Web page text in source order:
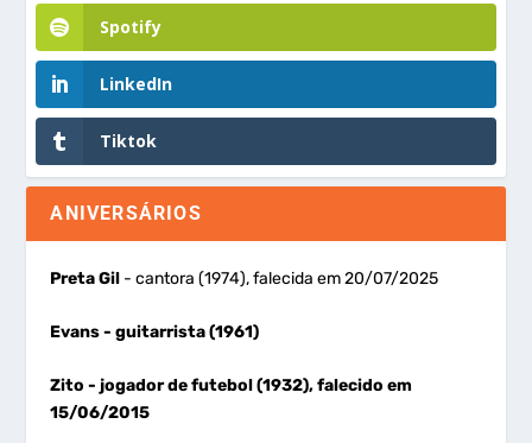
Spotify
LinkedIn
Tiktok
ANIVERSÁRIOS
Preta Gil - cantora (1974), falecida em 20/07/2025
Evans- guitarrista (1961)
Zito- jogador de futebol (1932), falecido em
15/06/2015